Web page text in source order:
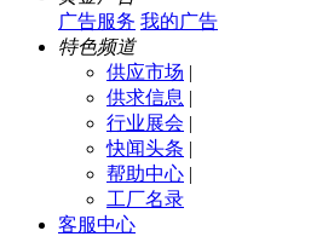
广告服务 我的广告
特色频道
供应市场 |
供求信息 |
行业展会 |
快闻头条 |
帮助中心 |
工厂名录
客服中心